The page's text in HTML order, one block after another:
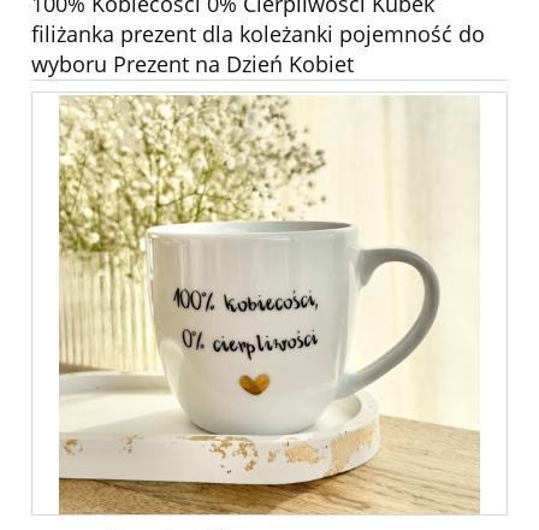
filiżanka prezent dla koleżanki pojemność do
wyboru Prezent na Dzień Kobiet